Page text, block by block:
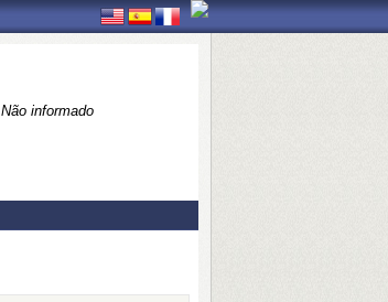
Não informado